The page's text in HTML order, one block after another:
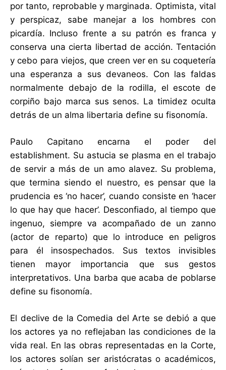
por tanto, reprobable y marginada. Optimista, vital
y perspicaz, sabe manejar a los hombres con
picardía. Incluso frente a su patrón es franca y
conserva una cierta libertad de acción. Tentación
y cebo para viejos, que creen ver en su coquetería
una esperanza a sus devaneos. Con las faldas
normalmente debajo de la rodilla, el escote de
corpiño bajo marca sus senos. La timidez oculta
detrás de un alma libertaria define su fisonomía.
Paulo Capitano encarna el poder del
establishment. Su astucia se plasma en el trabajo
de servir a más de un amo alavez. Su problema,
que termina siendo el nuestro, es pensar que la
prudencia es ‘no hacer’, cuando consiste en ‘hacer
lo que hay que hacer’. Desconfiado, al tiempo que
ingenuo, siempre va acompañado de un zanno
(actor de reparto) que lo introduce en peligros
para él insospechados. Sus textos invisibles
tienen mayor importancia que sus gestos
interpretativos. Una barba que acaba de poblarse
define su fisonomía.
El declive de la Comedia del Arte se debió a que
los actores ya no reflejaban las condiciones de la
vida real. En las obras representadas en la Corte,
los actores solían ser aristócratas o académicos,